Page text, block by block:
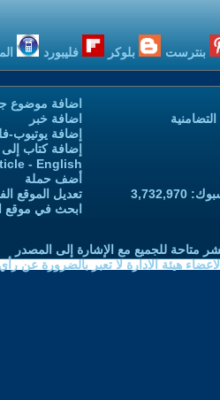
بنترست بلوكر فليبورد
اضافة موضوع
اضافة خبر
إضافة يوتيوب-
إضافة كتاب إلى
- English
أضف حملة
تعديل الموقع
ابحث في موقع
متاحة للجميع مع الإشارة إلى المصدر
هيئة الادارة لا تعبر بالضرورة عن